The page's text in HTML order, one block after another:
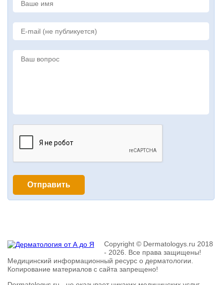
Copyright © Dermatologys.ru 2018
- 2026. Все права защищены!
Медицинский информационный ресурс о дерматологии.
Копирование материалов с сайта запрещено!